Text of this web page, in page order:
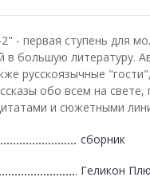
- первая ступень для
в большую литературу.
русскоязычные
обо всем на свете,
и сюжетными
сборник
Геликон